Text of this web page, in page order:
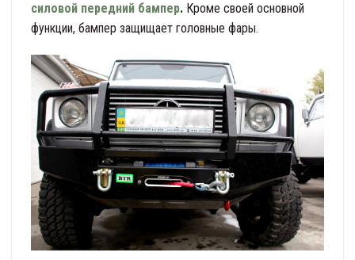
силовой передний бампер. Кроме своей основной
функции, бампер защищает головные фары.